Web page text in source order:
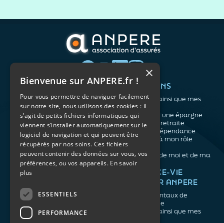
distinguer les conseils fondés des effets de
QUI SOMMES-NOUS ?
L'association
Notre organisation
L’équipe
Les atouts du contrat
associatif
VOS BESOINS
Me protéger ainsi que mes
proches
Me constituer une épargne
Préparer ma retraite
Anticiper la dépendance
Me préparer à mon rôle
d'aidant
Prendre soin de moi et de ma
santé
NOS ARTICLES
Retraite
Prévoyance
Dépendance
Aidants
ASSURANCE-VIE
FACILE PAR ANPERE
Les fondamentaux de
l'assurance vie
Me protéger ainsi que mes
×
Bienvenue sur ANPERE.fr !
Pour vous permettre de naviguer facilement
sur notre site, nous utilisons des cookies : il
s’agit de petits fichiers informatiques qui
viennent s’installer automatiquement sur le
logiciel de navigation et qui peuvent être
récupérés par nos soins. Ces fichiers
peuvent contenir des données sur vous, vos
préférences, ou vos appareils. En savoir
plus
ESSENTIELS
PERFORMANCE